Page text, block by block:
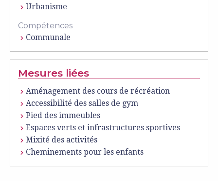
Urbanisme
Compétences
Communale
Mesures liées
Aménagement des cours de récréation
Accessibilité des salles de gym
Pied des immeubles
Espaces verts et infrastructures sportives
Mixité des activités
Cheminements pour les enfants